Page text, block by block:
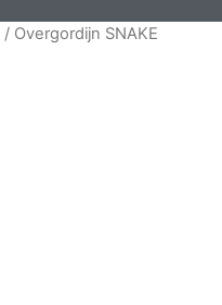
/ Overgordijn SNAKE